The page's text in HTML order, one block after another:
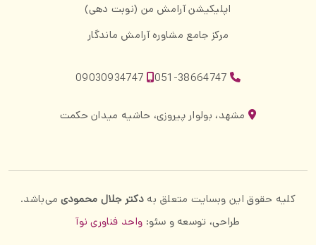
اپلیکیشن آرامش من (نوبت دهی)
مرکز جامع مشاوره آرامش ماندگار
مشهد، بولوار پیروزی، حاشیه میدان حکمت
کلیه حقوق این وبسایت متعلق بهدکتر جلال محمودیمی‌باشد.
طراحی، توسعه و سئو: واحد فناوری نوآ